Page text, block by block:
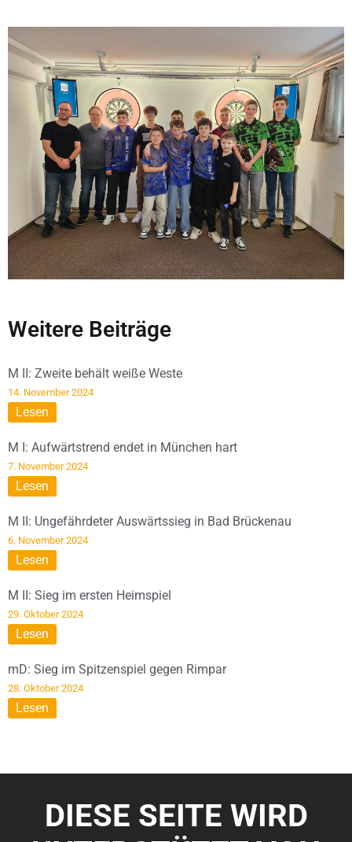
Weitere Beiträge
M II: Zweite behält weiße Weste
14. November 2024
Lesen
M I: Aufwärtstrend endet in München hart
7. November 2024
Lesen
M II: Ungefährdeter Auswärtssieg in Bad Brückenau
6. November 2024
Lesen
M II: Sieg im ersten Heimspiel
29. Oktober 2024
Lesen
mD: Sieg im Spitzenspiel gegen Rimpar
28. Oktober 2024
Lesen
DIESE SEITE WIRD